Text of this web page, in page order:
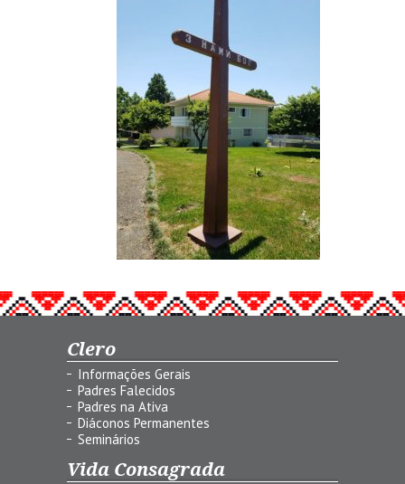
Clero
Informações Gerais
Padres Falecidos
Padres na Ativa
Diáconos Permanentes
Seminários
Vida Consagrada